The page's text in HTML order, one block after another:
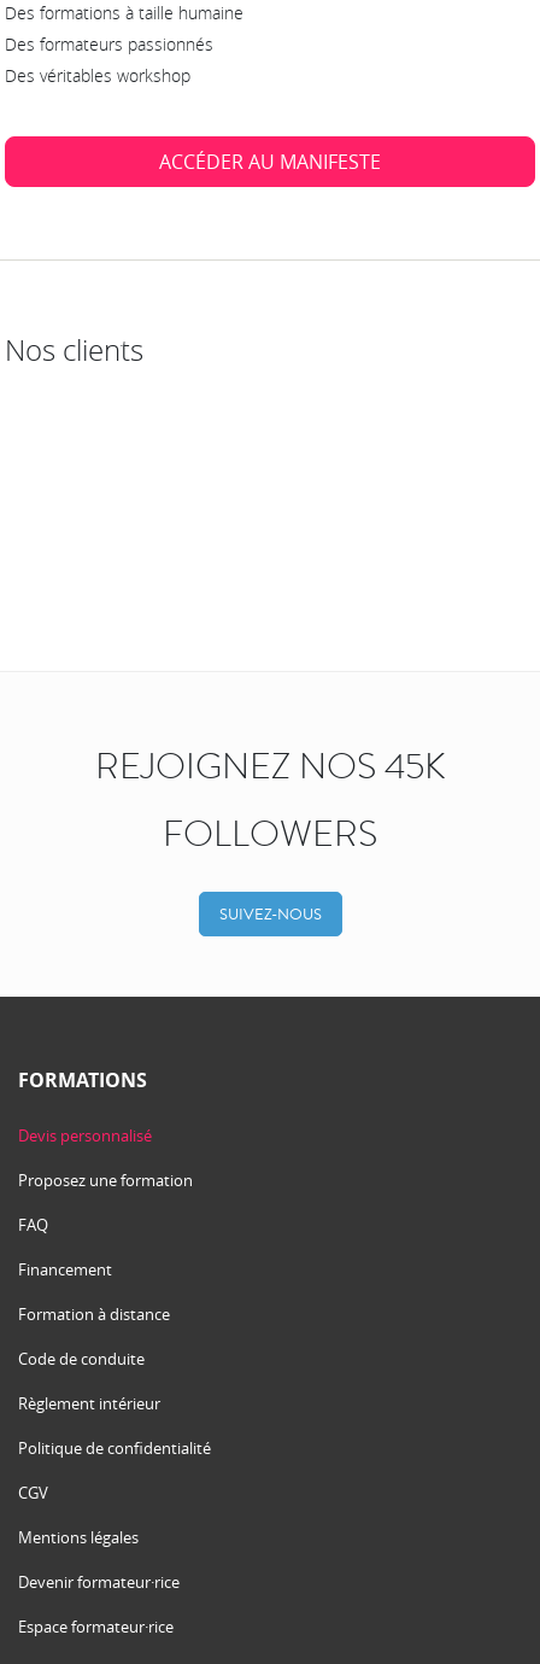
Des formations à taille humaine
Des formateurs passionnés
Des véritables workshop
ACCÉDER AU MANIFESTE
Nos clients
REJOIGNEZ NOS 45K
FOLLOWERS
SUIVEZ-NOUS
FORMATIONS
Devis personnalisé
Proposez une formation
FAQ
Financement
Formation à distance
Code de conduite
Règlement intérieur
Politique de confidentialité
CGV
Mentions légales
Devenir formateur·rice
Espace formateur·rice